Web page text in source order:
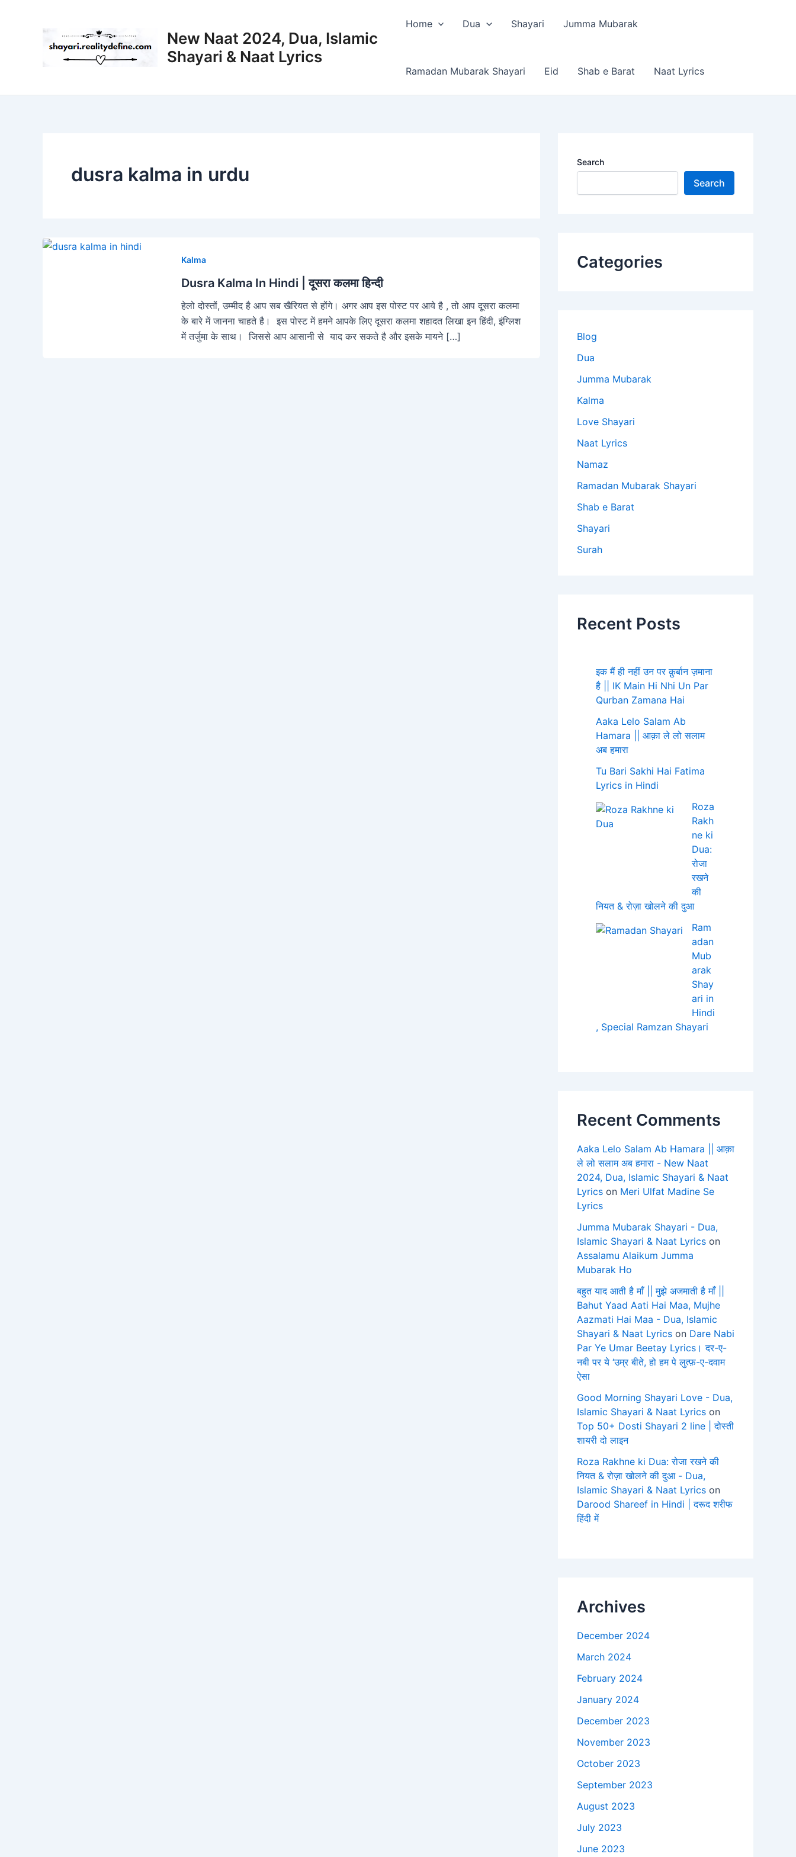
New Naat 2024, Dua, Islamic
Shayari & Naat Lyrics
Home Dua Shayari Jumma Mubarak
Ramadan Mubarak Shayari Eid Shab e Barat Naat Lyrics
dusra kalma in urdu
Kalma
Dusra Kalma In Hindi | दूसरा कलमा हिन्दी
हेलो दोस्तों, उम्मीद है आप सब खैरियत से होंगे। अगर आप इस पोस्ट पर आये है , तो आप दूसरा कलमा
के बारे में जानना चाहते है। इस पोस्ट में हमने आपके लिए दूसरा कलमा शहादत लिखा इन हिंदी, इंग्लिश
में तर्जुमा के साथ। जिससे आप आसानी से याद कर सकते है और इसके मायने […]
Search
Search
Categories
Blog
Dua
Jumma Mubarak
Kalma
Love Shayari
Naat Lyrics
Namaz
Ramadan Mubarak Shayari
Shab e Barat
Shayari
Surah
Recent Posts
इक मैं ही नहीं उन पर क़ुर्बान ज़माना
है || IK Main Hi Nhi Un Par
Qurban Zamana Hai
Aaka Lelo Salam Ab
Hamara || आक़ा ले लो सलाम
अब हमारा
Tu Bari Sakhi Hai Fatima
Lyrics in Hindi
Roza
Rakh
ne ki
Dua:
रोजा
रखने
की
नियत & रोज़ा खोलने की दुआ
Ram
adan
Mub
arak
Shay
ari in
Hindi
, Special Ramzan Shayari
Recent Comments
Aaka Lelo Salam Ab Hamara || आक़ा
ले लो सलाम अब हमारा - New Naat
2024, Dua, Islamic Shayari & Naat
Lyrics on Meri Ulfat Madine Se
Lyrics
Jumma Mubarak Shayari - Dua,
Islamic Shayari & Naat Lyrics on
Assalamu Alaikum Jumma
Mubarak Ho
बहुत याद आती है माँ || मुझे अजमाती है माँ ||
Bahut Yaad Aati Hai Maa, Mujhe
Aazmati Hai Maa - Dua, Islamic
Shayari & Naat Lyrics on Dare Nabi
Par Ye Umar Beetay Lyrics। दर-ए-
नबी पर ये ‘उम्र बीते, हो हम पे लुत्फ़-ए-दवाम
ऐसा
Good Morning Shayari Love - Dua,
Islamic Shayari & Naat Lyrics on
Top 50+ Dosti Shayari 2 line | दोस्ती
शायरी दो लाइन
Roza Rakhne ki Dua: रोजा रखने की
नियत & रोज़ा खोलने की दुआ - Dua,
Islamic Shayari & Naat Lyrics on
Darood Shareef in Hindi | दरूद शरीफ
हिंदी में
Archives
December 2024
March 2024
February 2024
January 2024
December 2023
November 2023
October 2023
September 2023
August 2023
July 2023
June 2023